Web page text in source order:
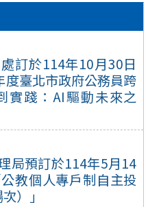
訂於114年10月30日
度臺北市政府公務員跨
實踐：AI驅動未來之
局預訂於114年5月14
教個人專戶制自主投
）」